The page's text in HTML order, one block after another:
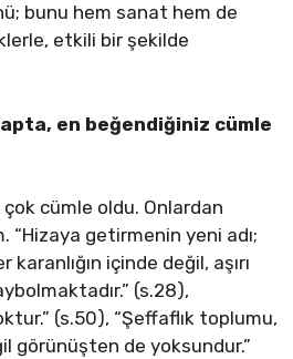
bunu hem sanat hem de
etkili bir şekilde
en beğendiğiniz cümle
cümle oldu. Onlardan
“Hizaya getirmenin yeni adı;
karanlığın içinde değil, aşırı
(s.28),
(s.50), “Şeffaflık toplumu,
görünüşten de yoksundur.”